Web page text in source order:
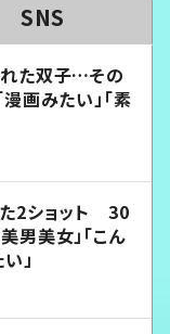
SNS
た双子…その
画みたい」「素
2ショット 30
男美女」「こん
」